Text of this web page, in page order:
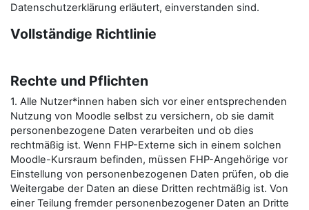
Datenschutzerklärung erläutert, einverstanden sind.
Vollständige Richtlinie
Rechte und Pflichten
1. Alle Nutzer*innen haben sich vor einer entsprechenden
Nutzung von Moodle selbst zu versichern, ob sie damit
personenbezogene Daten verarbeiten und ob dies
rechtmäßig ist. Wenn FHP-Externe sich in einem solchen
Moodle-Kursraum befinden, müssen FHP-Angehörige vor
Einstellung von personenbezogenen Daten prüfen, ob die
Weitergabe der Daten an diese Dritten rechtmäßig ist. Von
einer Teilung fremder personenbezogener Daten an Dritte